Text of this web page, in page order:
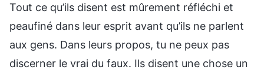
Tout ce qu’ils disent est mûrement réfléchi et
peaufiné dans leur esprit avant qu’ils ne parlent
aux gens. Dans leurs propos, tu ne peux pas
discerner le vrai du faux. Ils disent une chose un